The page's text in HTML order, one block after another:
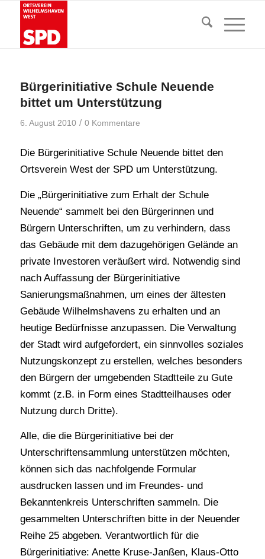
Bürgerinitiative Schule Neuende
bittet um Unterstützung
6. August 2010 / 0 Kommentare
Die Bürgerinitiative Schule Neuende bittet den
Ortsverein West der SPD um Unterstützung.
Die „Bürgerinitiative zum Erhalt der Schule
Neuende“ sammelt bei den Bürgerinnen und
Bürgern Unterschriften, um zu verhindern, dass
das Gebäude mit dem dazugehörigen Gelände an
private Investoren veräußert wird. Notwendig sind
nach Auffassung der Bürgerinitiative
Sanierungsmaßnahmen, um eines der ältesten
Gebäude Wilhelmshavens zu erhalten und an
heutige Bedürfnisse anzupassen. Die Verwaltung
der Stadt wird aufgefordert, ein sinnvolles soziales
Nutzungskonzept zu erstellen, welches besonders
den Bürgern der umgebenden Stadtteile zu Gute
kommt (z.B. in Form eines Stadtteilhauses oder
Nutzung durch Dritte).
Alle, die die Bürgerinitiative bei der
Unterschriftensammlung unterstützen möchten,
können sich das nachfolgende Formular
ausdrucken lassen und im Freundes- und
Bekanntenkreis Unterschriften sammeln. Die
gesammelten Unterschriften bitte in der Neuender
Reihe 25 abgeben. Verantwortlich für die
Bürgerinitiative: Anette Kruse-Janßen, Klaus-Otto